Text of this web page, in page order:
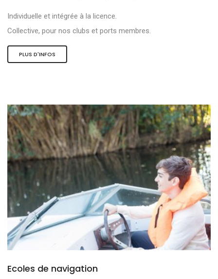
Individuelle et intégrée à la licence.
Collective, pour nos clubs et ports membres.
PLUS D'INFOS
Ecoles de navigation